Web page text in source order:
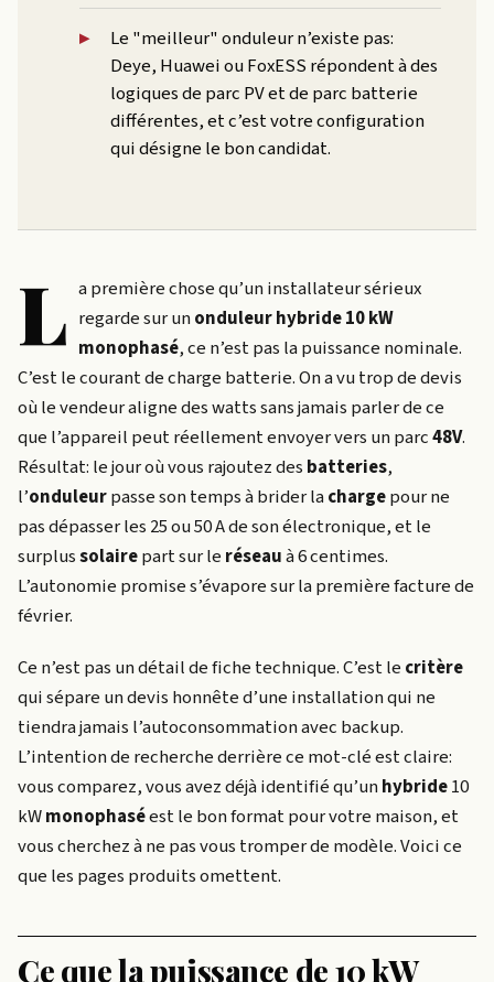
Le "meilleur" onduleur n’existe pas:
Deye, Huawei ou FoxESS répondent à des
logiques de parc PV et de parc batterie
différentes, et c’est votre configuration
qui désigne le bon candidat.
L a première chose qu’un installateur sérieux
regarde sur unonduleur hybride 10 kW
monophasé, ce n’est pas la puissance nominale.
C’est le courant de charge batterie. On a vu trop de devis
où le vendeur aligne des watts sans jamais parler de ce
que l’appareil peut réellement envoyer vers un parc48V.
Résultat: le jour où vous rajoutez des batteries,
l’onduleurpasse son temps à brider lachargepour ne
pas dépasser les 25 ou 50 A de son électronique, et le
surplussolairepart sur le réseauà 6 centimes.
L’autonomie promise s’évapore sur la première facture de
février.
Ce n’est pas un détail de fiche technique. C’est le critère
qui sépare un devis honnête d’une installation qui ne
tiendra jamais l’autoconsommation avec backup.
L’intention de recherche derrière ce mot-clé est claire:
vous comparez, vous avez déjà identifié qu’unhybride10
kWmonophaséest le bon format pour votre maison, et
vous cherchez à ne pas vous tromper de modèle. Voici ce
que les pages produits omettent.
Ce que la puissance de 10 kW